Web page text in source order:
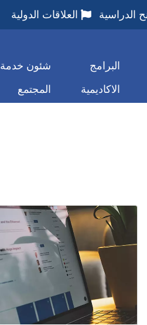
الدراسية العلاقات الدولية
البرامج
الاكاديمية
شئون خدمة
المجتمع